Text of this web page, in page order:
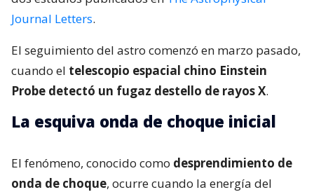
Journal Letters.
El seguimiento del astro comenzó en marzo pasado,
cuando el telescopio espacial chino Einstein
Probe detectó un fugaz destello de rayos X.
La esquiva onda de choque inicial
El fenómeno, conocido como desprendimiento de
onda de choque, ocurre cuando la energía del